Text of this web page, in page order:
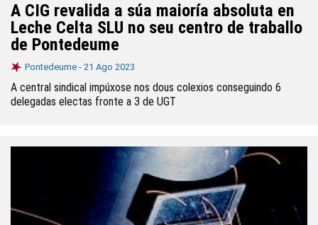
A CIG revalida a súa maioría absoluta en
Leche Celta SLU no seu centro de traballo
de Pontedeume
Pontedeume - 21 Ago 2023
A central sindical impúxose nos dous colexios conseguindo 6
delegadas electas fronte a 3 de UGT